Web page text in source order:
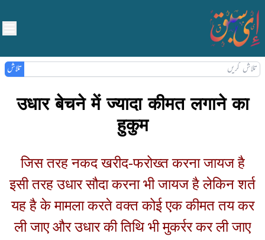
उधार बेचने में ज्यादा कीमत
जिस तरह नकद खरीद-फरोख्त करना
इसी तरह उधार सौदा करना भी जायज है
यह है के मामला करते वक्त कोई एक
ली जाए और उधार की तिथि भी मुकर्रर